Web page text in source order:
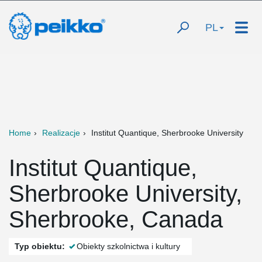
PL
Home Realizacje Institut Quantique, Sherbrooke University
Institut Quantique,
Sherbrooke University,
Sherbrooke, Canada
Typ obiektu: Obiekty szkolnictwa i kultury